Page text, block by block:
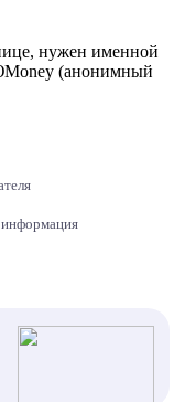
нужен именной
(анонимный